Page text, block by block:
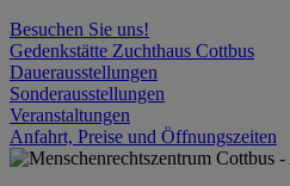
Besuchen Sie uns!
Gedenkstätte Zuchthaus Cottbus
Dauerausstellungen
Sonderausstellungen
Veranstaltungen
Anfahrt, Preise und Öffnungszeiten